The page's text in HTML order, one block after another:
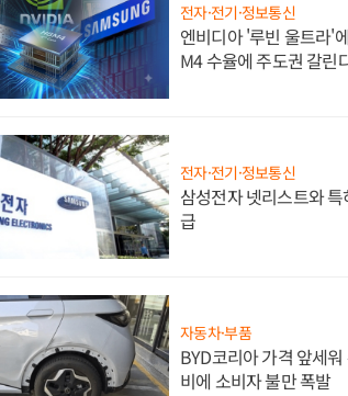
전자·전기·정보통신
엔비디아 '루빈 울트라'
M4 수율에 주도권 갈린
전자·전기·정보통신
삼성전자 넷리스트와
급
자동차·부품
BYD코리아 가격 앞세
비에 소비자 불만 폭발